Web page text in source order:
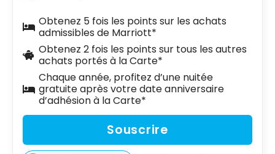
Obtenez 5 fois les points sur les achats
admissibles de Marriott*
Obtenez 2 fois les points sur tous les autres
achats portés à la Carte*
Chaque année, profitez d’une nuitée
gratuite après votre date anniversaire
d’adhésion à la Carte*
Souscrire